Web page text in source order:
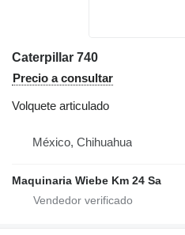
Caterpillar 740
Precio a consultar
Volquete articulado
México, Chihuahua
Maquinaria Wiebe Km 24 Sa